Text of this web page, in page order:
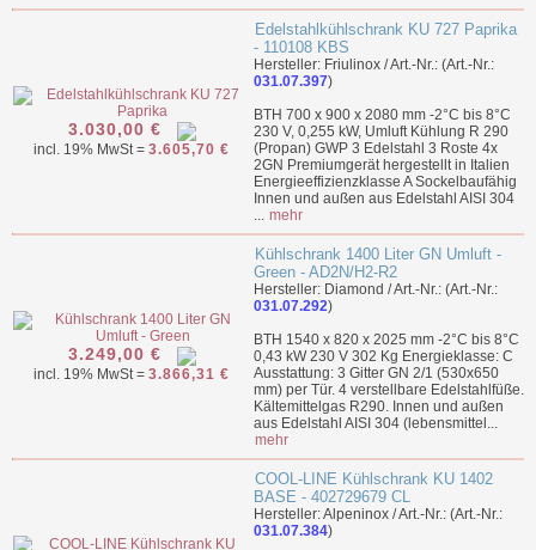
3.030,00 €
incl. 19% MwSt = 3.605,70 €
Edelstahlkühlschrank KU 727 Paprika
- 110108 KBS
Hersteller: Friulinox / Art.-Nr.: (Art.-Nr.:
031.07.397)
BTH 700 x 900 x 2080 mm -2°C bis 8°C
230 V, 0,255 kW, Umluft Kühlung R 290
(Propan) GWP 3 Edelstahl 3 Roste 4x
2GN Premiumgerät hergestellt in Italien
Energieeffizienzklasse A Sockelbaufähig
Innen und außen aus Edelstahl AISI 304
... mehr
3.249,00 €
incl. 19% MwSt = 3.866,31 €
Kühlschrank 1400 Liter GN Umluft -
Green - AD2N/H2-R2
Hersteller: Diamond / Art.-Nr.: (Art.-Nr.:
031.07.292)
BTH 1540 x 820 x 2025 mm -2°C bis 8°C
0,43 kW 230 V 302 Kg Energieklasse: C
Ausstattung: 3 Gitter GN 2/1 (530x650
mm) per Tür. 4 verstellbare Edelstahlfüße.
Kältemittelgas R290. Innen und außen
aus Edelstahl AISI 304 (lebensmittel...
mehr
COOL-LINE Kühlschrank KU 1402
BASE - 402729679 CL
Hersteller: Alpeninox / Art.-Nr.: (Art.-Nr.:
031.07.384)